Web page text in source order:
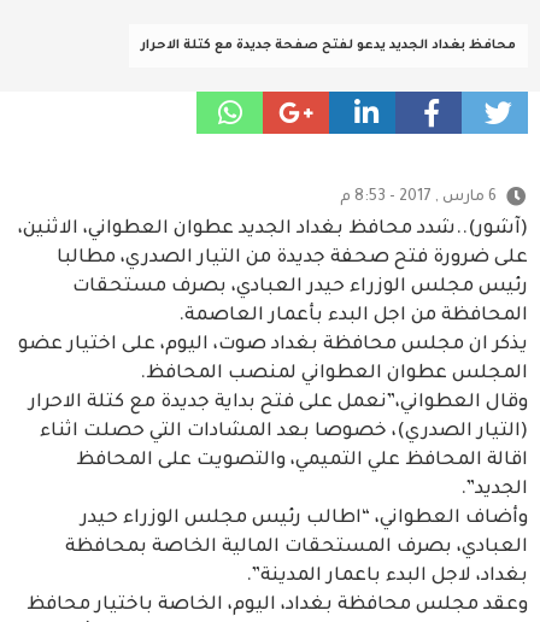
محافظ بغداد الجديد يدعو لفتح صفحة جديدة مع كتلة الاحرار
6 مارس , 2017 - 8:53 م
(آشور)..شدد محافظ بغداد الجديد عطوان العطواني، الاثنين،
على ضرورة فتح صحفة جديدة من التيار الصدري، مطالبا
رئيس مجلس الوزراء حيدر العبادي، بصرف مستحقات
المحافظة من اجل البدء بأعمار العاصمة.
يذكر ان مجلس محافظة بغداد صوت، اليوم، على اختيار عضو
المجلس عطوان العطواني لمنصب المحافظ.
وقال العطواني،”نعمل على فتح بداية جديدة مع كتلة الاحرار
(التيار الصدري)، خصوصا بعد المشادات التي حصلت اثناء
اقالة المحافظ علي التميمي، والتصويت على المحافظ
الجديد”.
وأضاف العطواني، “اطالب رئيس مجلس الوزراء حيدر
العبادي، بصرف المستحقات المالية الخاصة بمحافظة
بغداد، لاجل البدء باعمار المدينة”.
وعقد مجلس محافظة بغداد، اليوم، الخاصة باختيار محافظ